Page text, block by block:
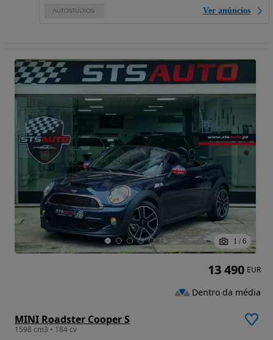
Ver anúncios
1 / 6
MINI Roadster Cooper S
1598 cm3 • 184 cv
13 490 EUR
Dentro da média